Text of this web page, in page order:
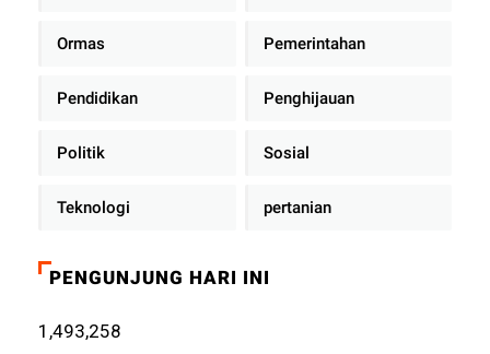
Ormas Pemerintahan
Pendidikan Penghijauan
Politik Sosial
Teknologi pertanian
PENGUNJUNG HARI INI
1,493,258